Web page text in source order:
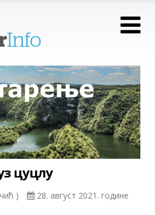
цуцлу
)
28. август 2021. године